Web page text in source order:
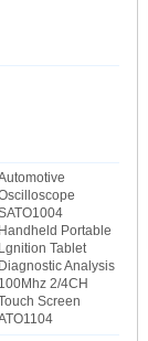
Handheld Portable
Lgnition Tablet
Diagnostic Analysis
100Mhz 2/4CH
Screen